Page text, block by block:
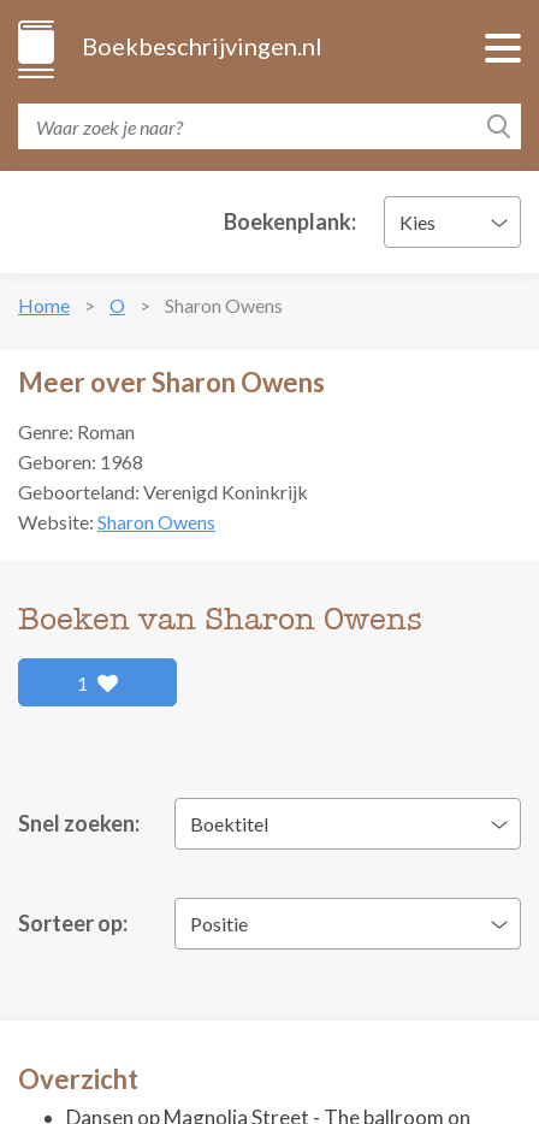
Boekbeschrijvingen.nl
Boekenplank: Kies
Home O Sharon Owens
Meer over Sharon Owens
Genre: Roman
Geboren: 1968
Geboorteland: Verenigd Koninkrijk
Website: Sharon Owens
Boeken van Sharon Owens
1
Snel zoeken: Boektitel
Sorteer op: Positie
Overzicht
Dansen op Magnolia Street - The ballroom on